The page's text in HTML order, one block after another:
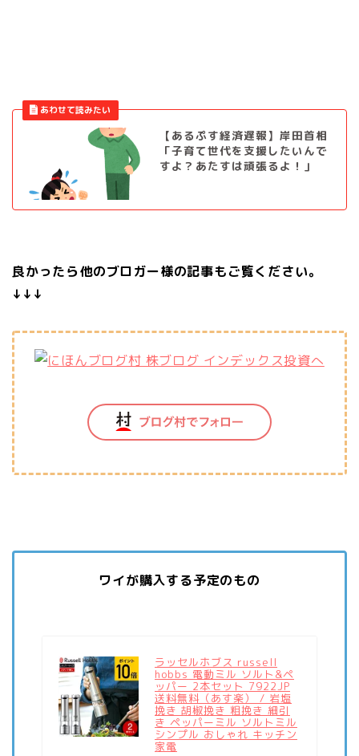
【あるぷす経済遅報】岸田首相
「子育て世代を支援したいんで
すよ？あたすは頑張るよ！」
良かったら他のブロガー様の記事もご覧ください。
↓↓↓
ワイが購入する予定のもの
ラッセルホブス russell
hobbs 電動ミル ソルト&ペ
ッパー 2本セット 7922JP
送料無料（あす楽） / 岩塩
挽き 胡椒挽き 粗挽き 細引
き ペッパーミル ソルトミル
シンプル おしゃれ キッチン
家電